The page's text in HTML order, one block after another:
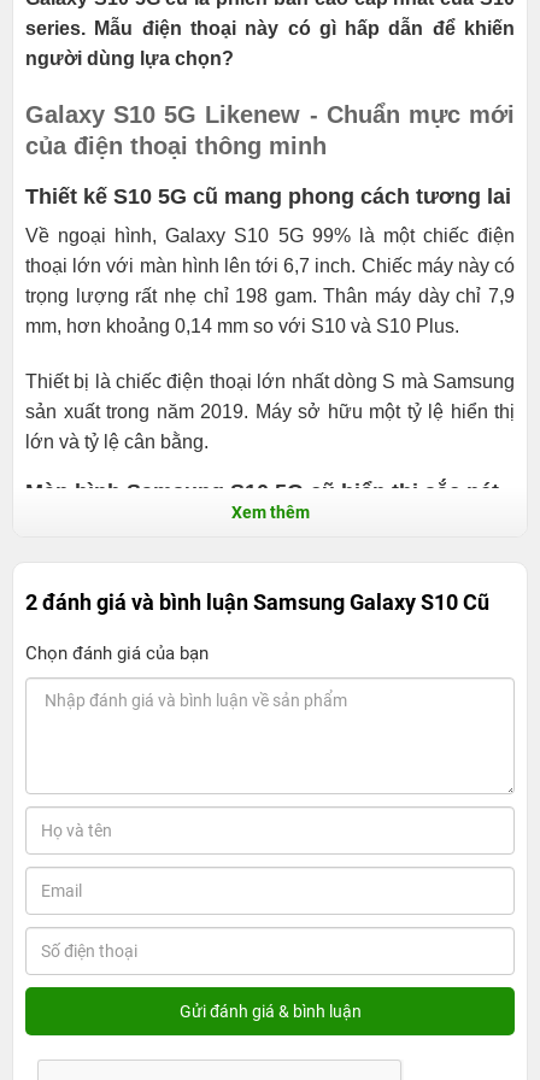
series. Mẫu điện thoại này có gì hấp dẫn để khiến
người dùng lựa chọn?
Galaxy S10 5G Likenew - Chuẩn mực mới
của điện thoại thông minh
Thiết kế S10 5G cũ mang phong cách tương lai
Về ngoại hình, Galaxy S10 5G 99% là một chiếc điện
thoại lớn với màn hình lên tới 6,7 inch. Chiếc máy này có
trọng lượng rất nhẹ chỉ 198 gam. Thân máy dày chỉ 7,9
mm, hơn khoảng 0,14 mm so với S10 và S10 Plus.
Thiết bị là chiếc điện thoại lớn nhất dòng S mà Samsung
sản xuất trong năm 2019. Máy sở hữu một tỷ lệ hiển thị
lớn và tỷ lệ cân bằng.
Màn hình Samsung S10 5G cũ hiển thị sắc nét
giải 3.040 x 1.440 pixel với thiết kế tràn cạnh hai bên.
Với độ phân giải này người dùng sẽ thoải mái trải
nghiệm video với độ phân giải HD.
Với tỷ lệ khung hình 19:9 và viền bezel mỏng đảm bảo
không gian hiển thị tới 93,1%. Màn hình này cũng hỗ trợ
Hiệu năng Galaxy S10 5G likenew - xứng đáng
flagship
Thiết bị được trang bị vi xử lý Exynos 9820 với hiệu
năng khủng. Máy cũng được trang bị RAM 8GB và bộ
nhớ trong 256GB cung cấp thoải mái cho người dùng khi
trải nghiệm game cũng như các tác vụ đa nhiệm.
Camera Galaxy S10 5G cũ - Bá đạo
Xem thêm
2 đánh giá và bình luậnSamsung Galaxy S10 Cũ
Chọn đánh giá của bạn